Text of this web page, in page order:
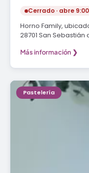
Cerrado · abre
Horno Family,
28701 San
Más información ❯
Pastelería